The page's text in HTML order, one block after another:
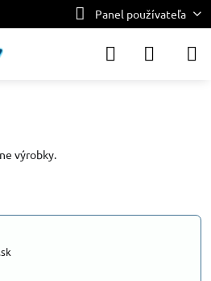
Panel používateľa
výrobky.